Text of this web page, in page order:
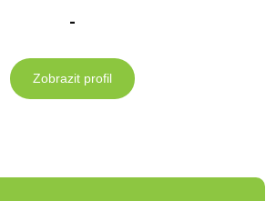
-
Zobrazit profil